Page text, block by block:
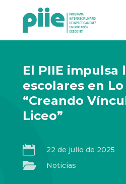
El PIIE impulsa
escolares en
“Creando
Liceo”
 22 de julio de 2025
 Noticias